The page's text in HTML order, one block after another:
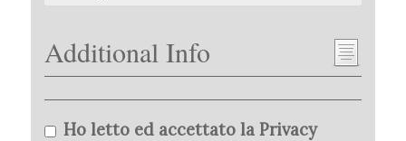
Additional Info
Ho letto ed accettato la Privacy